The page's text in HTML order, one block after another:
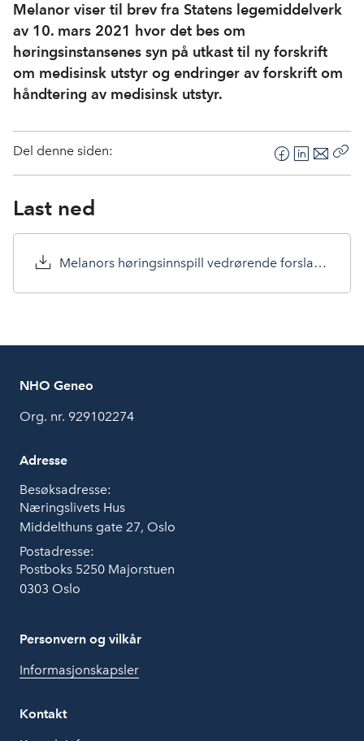
Melanor viser til brev fra Statens legemiddelverk
av 10. mars 2021 hvor det bes om
høringsinstansenes syn på utkast til ny forskrift
om medisinsk utstyr og endringer av forskrift om
håndtering av medisinsk utstyr.
Del denne siden:
F
a
b
o
k
L
i
e
d
n
E
-
s
t
Last ned
Melanors høringsinnspill vedrørende forslag til ny forskrift og øvrige tilpasninger under MDR.pdf
NHO Geneo
Org. nr. 929102274
Adresse
Besøksadresse:
Næringslivets Hus
Middelthuns gate 27, Oslo
Postadresse:
Postboks 5250 Majorstuen
0303 Oslo
Personvern og vilkår
Informasjonskapsler
Kontakt